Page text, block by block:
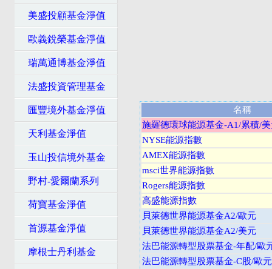
美盛投顧基金淨值
歐義銳榮基金淨值
瑞萬通博基金淨值
法盛投資管理基金
匯豐境外基金淨值
天利基金淨值
玉山投信境外基金
野村-愛爾蘭系列
荷寶基金淨值
首源基金淨值
摩根士丹利基金
名稱
施羅德環球能源基金-A1/累積/
NYSE能源指數
AMEX能源指數
msci世界能源指數
Rogers能源指數
高盛能源指數
貝萊德世界能源基金A2/歐元
貝萊德世界能源基金A2/美元
法巴能源轉型股票基金-年配/歐
法巴能源轉型股票基金-C股/歐元